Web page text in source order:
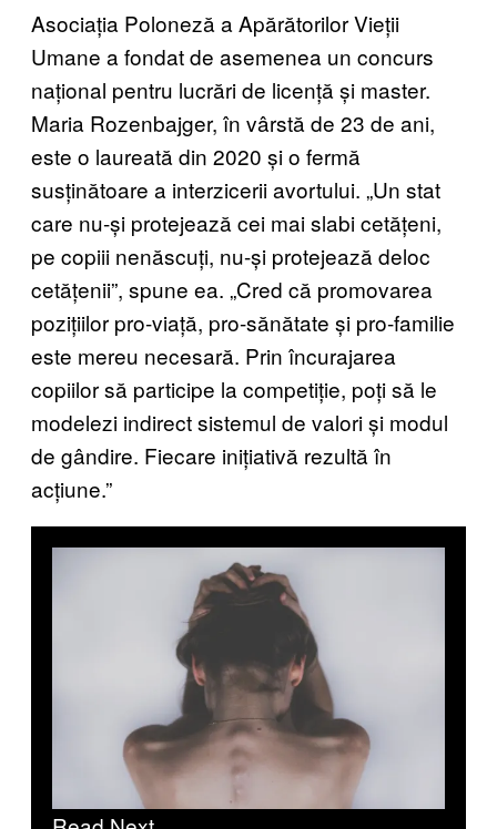
Asociația Poloneză a Apărătorilor Vieții
Umane a fondat de asemenea un concurs
național pentru lucrări de licență și master.
Maria Rozenbajger, în vârstă de 23 de ani,
este o laureată din 2020 și o fermă
susținătoare a interzicerii avortului. „Un stat
care nu-și protejează cei mai slabi cetățeni,
pe copiii nenăscuți, nu-și protejează deloc
cetățenii”, spune ea. „Cred că promovarea
pozițiilor pro-viață, pro-sănătate și pro-familie
este mereu necesară. Prin încurajarea
copiilor să participe la competiție, poți să le
modelezi indirect sistemul de valori și modul
de gândire. Fiecare inițiativă rezultă în
acțiune.”